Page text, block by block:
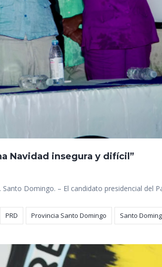
Navidad insegura y difícil”
Domingo. – El candidato presidencial del
PRD Provincia Santo Domingo Santo